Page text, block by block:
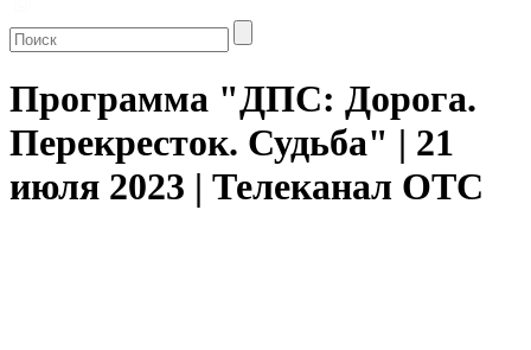
Программа "ДПС: Дорога.
Перекресток. Судьба" | 21
июля 2023 | Телеканал ОТС